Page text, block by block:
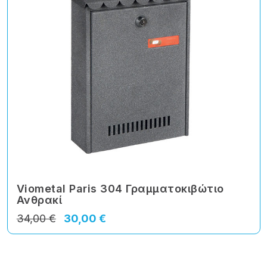
Viometal Paris 304 Γραμματοκιβώτιο
Ανθρακί
30,00 €
34,00 €